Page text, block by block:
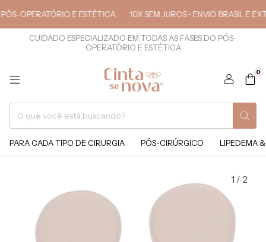
E ESTÉTICA 10X SEM JUROS • ENVIO BRASIL E
CUIDADO ESPECIALIZADO EM TODAS AS FASES DO PÓS-
OPERATÓRIO E ESTÉTICA
0
PARA CADA TIPO DE CIRURGIA PÓS-CIRÚRGICO LIPEDEMA
1 / 2